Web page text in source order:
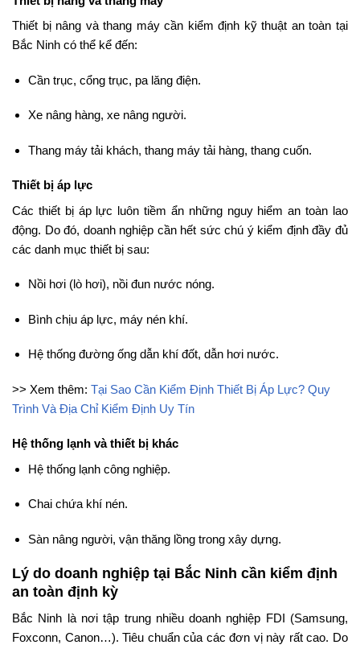
Thiết bị nâng và thang máy cần kiểm định kỹ thuật an toàn tại
Bắc Ninh có thể kể đến:
Cần trục, cổng trục, pa lăng điện.
Xe nâng hàng, xe nâng người.
Thang máy tải khách, thang máy tải hàng, thang cuốn.
Thiết bị áp lực
Các thiết bị áp lực luôn tiềm ẩn những nguy hiểm an toàn lao
động. Do đó, doanh nghiệp cần hết sức chú ý kiểm định đầy đủ
các danh mục thiết bị sau:
Nồi hơi (lò hơi), nồi đun nước nóng.
Bình chịu áp lực, máy nén khí.
Hệ thống đường ống dẫn khí đốt, dẫn hơi nước.
>> Xem thêm: Tại Sao Cần Kiểm Định Thiết Bị Áp Lực? Quy
Trình Và Địa Chỉ Kiểm Định Uy Tín
Hệ thống lạnh và thiết bị khác
Hệ thống lạnh công nghiệp.
Chai chứa khí nén.
Sàn nâng người, vận thăng lồng trong xây dựng.
Lý do doanh nghiệp tại Bắc Ninh cần kiểm định
an toàn định kỳ
Bắc Ninh là nơi tập trung nhiều doanh nghiệp FDI (Samsung,
Foxconn, Canon…). Tiêu chuẩn của các đơn vị này rất cao. Do